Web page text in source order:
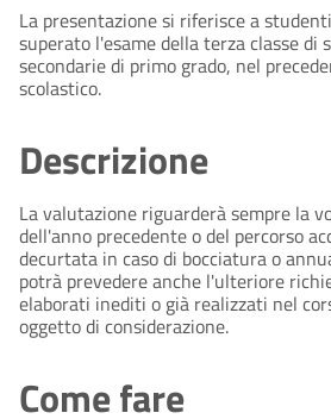
La presentazione si riferisce a
superato l'esame della terza classe di
secondarie di primo grado, nel
scolastico.
Descrizione
La valutazione riguarderà sempre la
dell'anno precedente o del percorso
decurtata in caso di bocciatura o
potrà prevedere anche l'ulteriore
elaborati inediti o già realizzati nel
oggetto di considerazione.
Come fare